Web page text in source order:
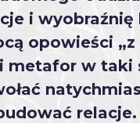
i wyobraźnię
opowieści „z
metafor w taki